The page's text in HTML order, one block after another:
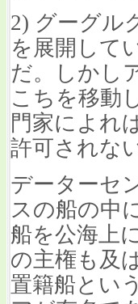
2) グーグル
を展開して
だ。しかし
こちを移動
門家によれ
許可されな
データーセ
スの船の中
船を公海上
の主権も及
置籍船とい